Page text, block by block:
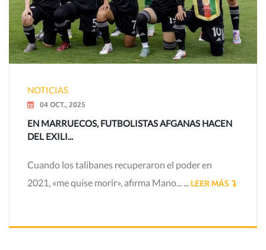
NOTICIAS
04 OCT., 2025
EN MARRUECOS, FUTBOLISTAS AFGANAS HACEN
DEL EXILI...
Cuando los talibanes recuperaron el poder en
2021, «me quise morir», afirma Mano... ... LEER MÁS